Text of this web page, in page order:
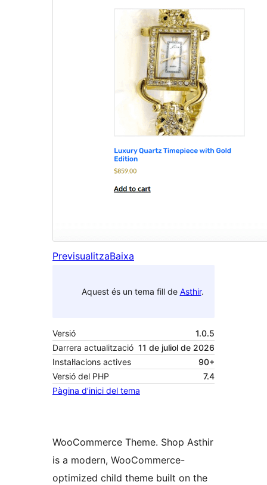
PrevisualitzaBaixa
Aquest és un tema fill de Asthir.
Versió
1.0.5
Darrera actualització 11 de juliol de 2026
Instal·lacions actives
90+
Versió del PHP
7.4
Pàgina d’inici del tema
WooCommerce Theme. Shop Asthir
is a modern, WooCommerce-
optimized child theme built on the